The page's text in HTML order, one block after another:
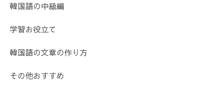
韓国語の中級編
学習お役立て
韓国語の文章の作り方
その他おすすめ